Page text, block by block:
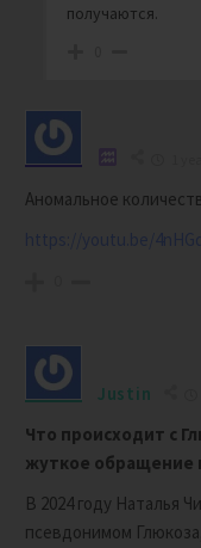
получаются.
Аномальное
https://youtu.be/
Justin
Что происходит с
жуткое обращение
В 2024 году Наталья
псевдонимом